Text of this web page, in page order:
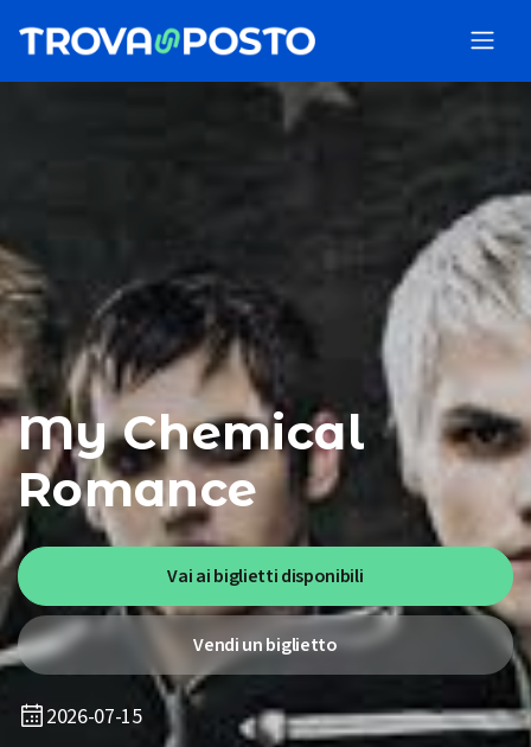
My Chemical
Romance
Vai ai biglietti disponibili
Vendi un biglietto
2026-07-15